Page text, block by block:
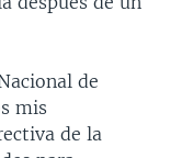
de
mis
de la